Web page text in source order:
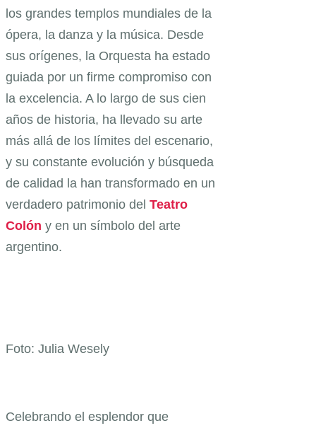
los grandes templos mundiales de la
ópera, la danza y la música. Desde
sus orígenes, la Orquesta ha estado
guiada por un firme compromiso con
la excelencia. A lo largo de sus cien
años de historia, ha llevado su arte
más allá de los límites del escenario,
y su constante evolución y búsqueda
de calidad la han transformado en un
verdadero patrimonio del Teatro
Colón y en un símbolo del arte
argentino.
Foto: Julia Wesely
Celebrando el esplendor que